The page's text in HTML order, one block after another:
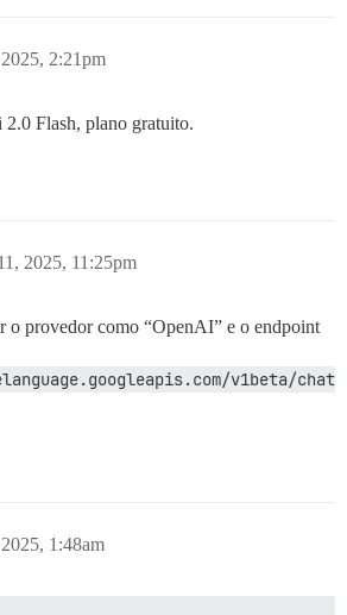
2:21pm
Flash, plano gratuito.
2025, 11:25pm
o provedor como “OpenAI” e o endpoint
v1beta/chat
1:48am